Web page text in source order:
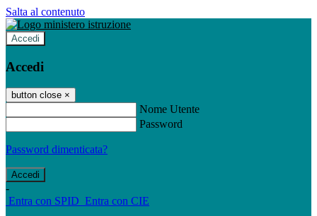
Salta al contenuto
Accedi
Accedi
button close ×
Nome Utente
Password
Password dimenticata?
-
Entra con SPID Entra con CIE